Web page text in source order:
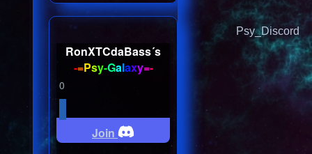
Psy_Discord
RonXTCdaBass´s
-=Psy-Galaxy=-
0
Join